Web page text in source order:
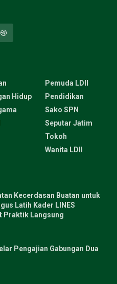
Hidup
Pemuda LDII
Pendidikan
Sako SPN
Seputar Jatim
Tokoh
Wanita LDII
Kecerdasan Buatan untuk
Latih Kader LINES
Praktik Langsung
Pengajian Gabungan Dua